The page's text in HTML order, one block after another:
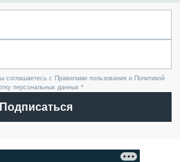
соглашаетесь с Правилами пользования и Политикой
персональных данных *
Подписаться